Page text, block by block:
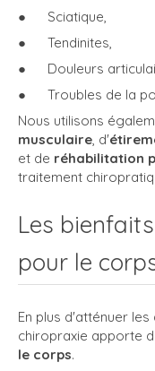
● Sciatique,
● Tendinites,
● Douleurs
● Troubles de la
Nous utilisons
musculaire, d'
et de réhabilitation
traitement
Les
pour le
En plus d'atténuer
chiropraxie apporte
le corps.